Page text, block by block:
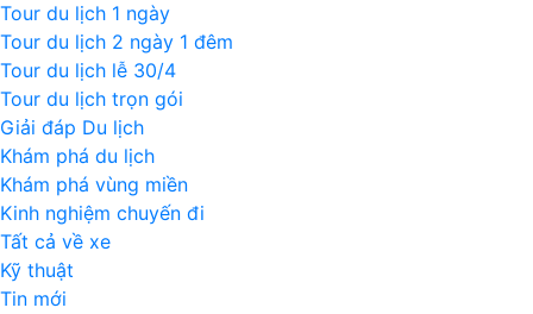
Tour du lịch 1 ngày
Tour du lịch 2 ngày 1 đêm
Tour du lịch lễ 30/4
Tour du lịch trọn gói
Giải đáp Du lịch
Khám phá du lịch
Khám phá vùng miền
Kinh nghiệm chuyến đi
Tất cả về xe
Kỹ thuật
Tin mới